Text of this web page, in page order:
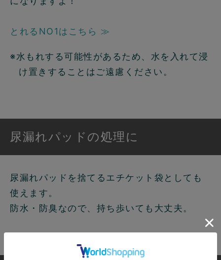
とれるNO1はこちら ≫
※水もれする可能性があるため、水を入れて浸
け置きすることはご遠慮ください。
尿漏れパッドの処理に
尿漏れパッドを捨てるエチケット袋としても
使えます。
防水・防臭なので、持ち歩いても大丈夫。